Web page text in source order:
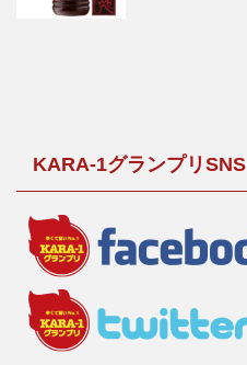
KARA-1グランプリSNS